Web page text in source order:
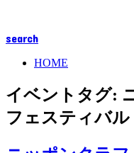
search
HOME
イベントタグ:
フェスティバル